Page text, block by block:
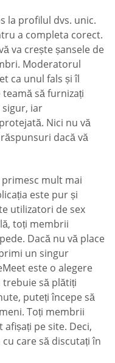
la profilul dvs. unic.
a completa corect.
va crește șansele de
Moderatorul
ca unul fals și îl
să furnizați
iar
Nici nu vă
dacă vă
mult mai
este pur și
utilizatori de sex
toți membrii
Dacă nu vă place
un singur
este o alegere
trebuie să plătiți
puteți începe să
Toți membrii
pe site. Deci,
care să discutați în